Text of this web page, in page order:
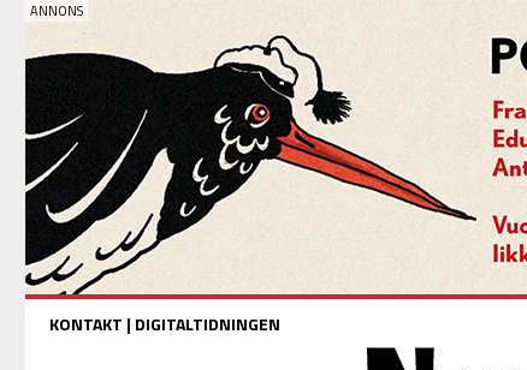
KONTAKT | DIGITALTIDNINGEN